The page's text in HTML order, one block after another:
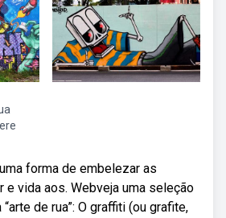
forma de embelezar as
e vida aos. Webveja uma seleção
de rua”: O graffiti (ou grafite,